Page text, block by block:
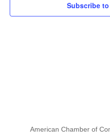
Subscribe
American Chamber of